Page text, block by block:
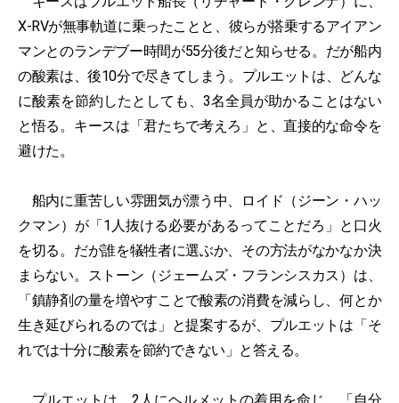
X-RVが無事軌道に乗ったことと、彼らが搭乗するアイアン
マンとのランデブー時間が55分後だと知らせる。だが船内
の酸素は、後10分で尽きてしまう。プルエットは、どんな
に酸素を節約したとしても、3名全員が助かることはない
と悟る。キースは「君たちで考えろ」と、直接的な命令を
避けた。
船内に重苦しい雰囲気が漂う中、ロイド（ジーン・ハッ
クマン）が「1人抜ける必要があるってことだろ」と口火
を切る。だが誰を犠牲者に選ぶか、その方法がなかなか決
まらない。ストーン（ジェームズ・フランシスカス）は、
「鎮静剤の量を増やすことで酸素の消費を減らし、何とか
生き延びられるのでは」と提案するが、プルエットは「そ
れでは十分に酸素を節約できない」と答える。